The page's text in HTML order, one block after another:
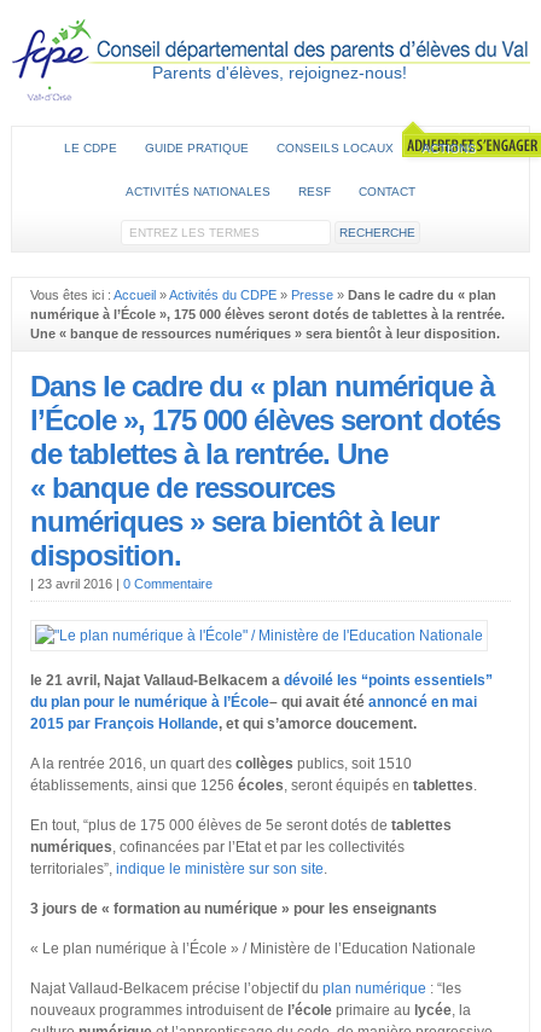
Parents d'élèves, rejoignez-nous!
LE CDPE GUIDE PRATIQUE CONSEILS LOCAUX ACTIONS
ACTIVITÉS NATIONALES RESF CONTACT
Vous êtes ici : Accueil»Activités du CDPE» Presse» Dans le cadre du « plan
numérique à l’École », 175 000 élèves seront dotés de tablettes à la rentrée.
Une « banque de ressources numériques » sera bientôt à leur disposition.
Dans le cadre du « plan numérique à
l’École », 175 000 élèves seront dotés
de tablettes à la rentrée. Une
« banque de ressources
numériques » sera bientôt à leur
disposition.
| 23 avril 2016 | 0 Commentaire
le 21 avril, Najat Vallaud-Belkacem a dévoilé les “points essentiels”
du plan pour le numérique à l’École– qui avait été annoncé en mai
2015 par François Hollande, et qui s’amorce doucement.
A la rentrée 2016, un quart des collèges publics, soit 1510
établissements, ainsi que 1256 écoles, seront équipés en tablettes.
En tout, “plus de 175 000 élèves de 5e seront dotés de tablettes
numériques, cofinancées par l’Etat et par les collectivités
territoriales”, indique le ministère sur son site.
3 jours de « formation au numérique » pour les enseignants
« Le plan numérique à l’École » / Ministère de l’Education Nationale
Najat Vallaud-Belkacem précise l’objectif du plan numérique : “les
nouveaux programmes introduisent de l’écoleprimaire au lycée, la